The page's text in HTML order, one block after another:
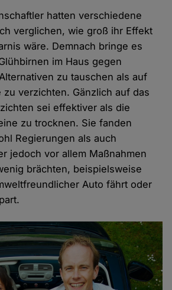
hatten verschiedene
verglichen, wie groß ihr Effekt
wäre. Demnach bringe es
im Haus gegen
zu tauschen als auf
verzichten. Gänzlich auf das
sei effektiver als die
zu trocknen. Sie fanden
Regierungen als auch
jedoch vor allem Maßnahmen
brächten, beispielsweise
Auto fährt oder